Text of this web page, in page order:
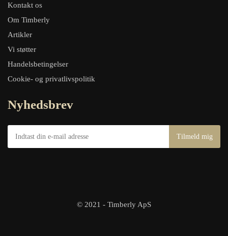
Kontakt os
Om Timberly
Artikler
Vi støtter
Handelsbetingelser
Cookie- og privatlivspolitik
Nyhedsbrev
© 2021 - Timberly ApS